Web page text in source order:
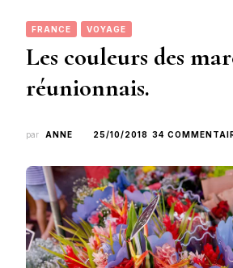
FRANCE VOYAGE
Les couleurs des
réunionnais.
par ANNE 25/10/2018 34